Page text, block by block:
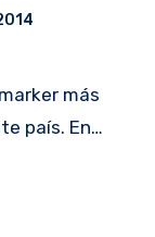
país. En…